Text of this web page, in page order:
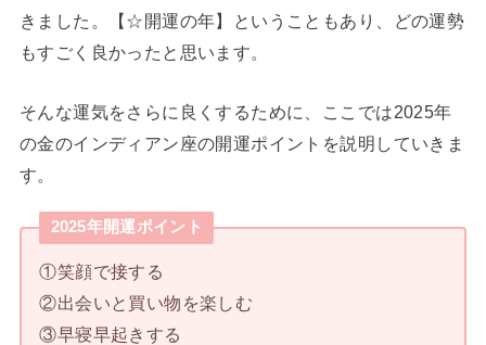
きました。【☆開運の年】ということもあり、どの運勢
もすごく良かったと思います。
そんな運気をさらに良くするために、ここでは2025年
の金のインディアン座の開運ポイントを説明していきま
す。
2025年開運ポイント
①笑顔で接する
②出会いと買い物を楽しむ
③早寝早起きする